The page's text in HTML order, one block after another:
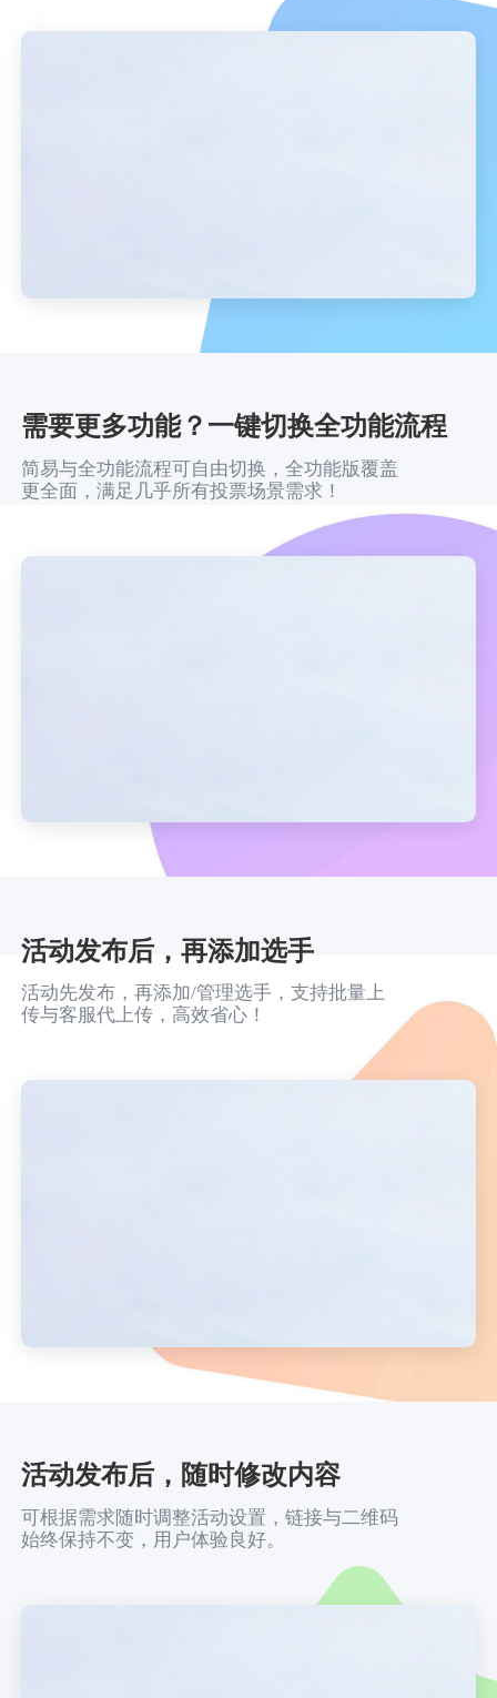
需要更多功能？一键切换全功能流程
简易与全功能流程可自由切换，全功能版覆盖
更全面，满足几乎所有投票场景需求！
活动发布后，再添加选手
活动先发布，再添加/管理选手，支持批量上
传与客服代上传，高效省心！
活动发布后，随时修改内容
可根据需求随时调整活动设置，链接与二维码
始终保持不变，用户体验良好。